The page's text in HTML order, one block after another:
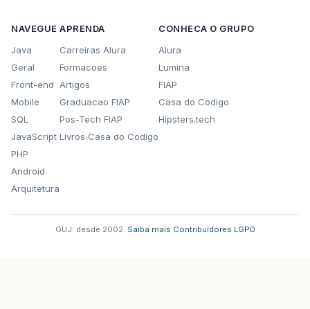
NAVEGUE
Java
Geral
Front-end
Mobile
SQL
JavaScript
PHP
Android
Arquitetura
APRENDA
Carreiras Alura
Formacoes
Artigos
Graduacao FIAP
Pos-Tech FIAP
Livros Casa do Codigo
CONHECA O GRUPO
Alura
Lumina
FIAP
Casa do Codigo
Hipsters.tech
GUJ: desde 2002. Saiba mais Contribuidores LGPD